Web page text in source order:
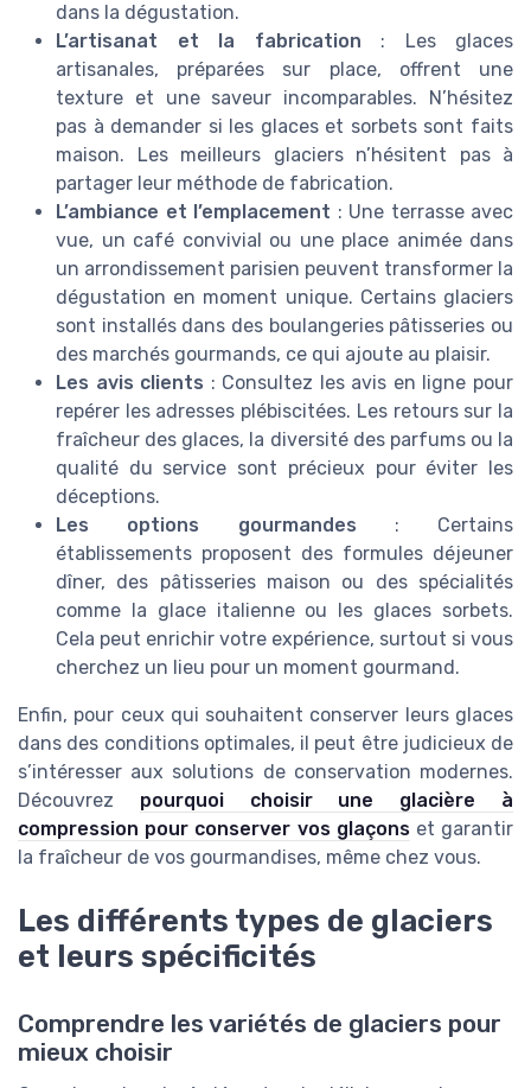
dans la dégustation.
L’artisanat et la fabrication : Les glaces
artisanales, préparées sur place, offrent une
texture et une saveur incomparables. N’hésitez
pas à demander si les glaces et sorbets sont faits
maison. Les meilleurs glaciers n’hésitent pas à
partager leur méthode de fabrication.
L’ambiance et l’emplacement : Une terrasse avec
vue, un café convivial ou une place animée dans
un arrondissement parisien peuvent transformer la
dégustation en moment unique. Certains glaciers
sont installés dans des boulangeries pâtisseries ou
des marchés gourmands, ce qui ajoute au plaisir.
Les avis clients : Consultez les avis en ligne pour
repérer les adresses plébiscitées. Les retours sur la
fraîcheur des glaces, la diversité des parfums ou la
qualité du service sont précieux pour éviter les
déceptions.
Les options gourmandes : Certains
établissements proposent des formules déjeuner
dîner, des pâtisseries maison ou des spécialités
comme la glace italienne ou les glaces sorbets.
Cela peut enrichir votre expérience, surtout si vous
cherchez un lieu pour un moment gourmand.
Enfin, pour ceux qui souhaitent conserver leurs glaces
dans des conditions optimales, il peut être judicieux de
s’intéresser aux solutions de conservation modernes.
Découvrez pourquoi choisir une glacière à
compression pour conserver vos glaçonset garantir
la fraîcheur de vos gourmandises, même chez vous.
Les différents types de glaciers
et leurs spécificités
Comprendre les variétés de glaciers pour
mieux choisir